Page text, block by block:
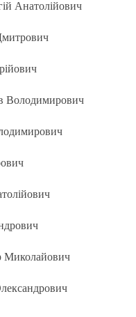
Анатолійович
Володимирович
Миколайович